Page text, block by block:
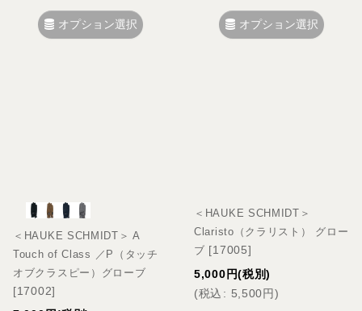
オプション選択 オプション選択
＜HAUKE SCHMIDT＞ A
Touch of Class ／P（タッチ
オブクラスピー）グローブ
[17002]
＜HAUKE SCHMIDT＞
Claristo（クラリスト） グロー
ブ [17005]
5,000 円(税別)
(税込 : 5,500円)